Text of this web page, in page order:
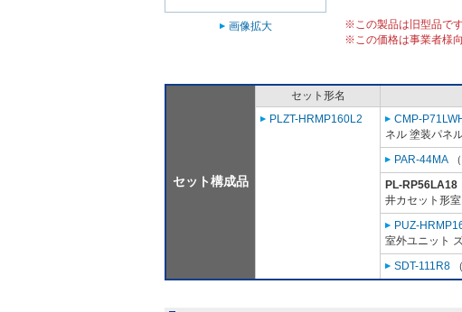
画像拡大
※この製品は旧型品で
※この価格は事業者様
セット構成品
セット形名
PLZT-HRMP160L2
CMP-
ネル 塗装パネル
PAR-44MA
PL-RP56LA18
井カセット形室
PUZ-
室外ユニット
SDT-111R8